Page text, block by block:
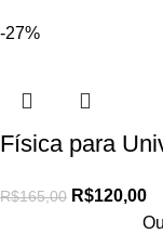
-27%
Física para
R$165,00 R$120,00